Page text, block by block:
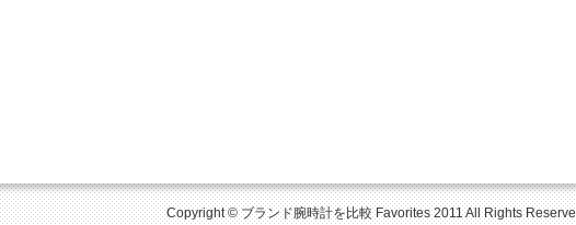
Copyright © ブランド腕時計を比較 Favorites 2011 All Rights